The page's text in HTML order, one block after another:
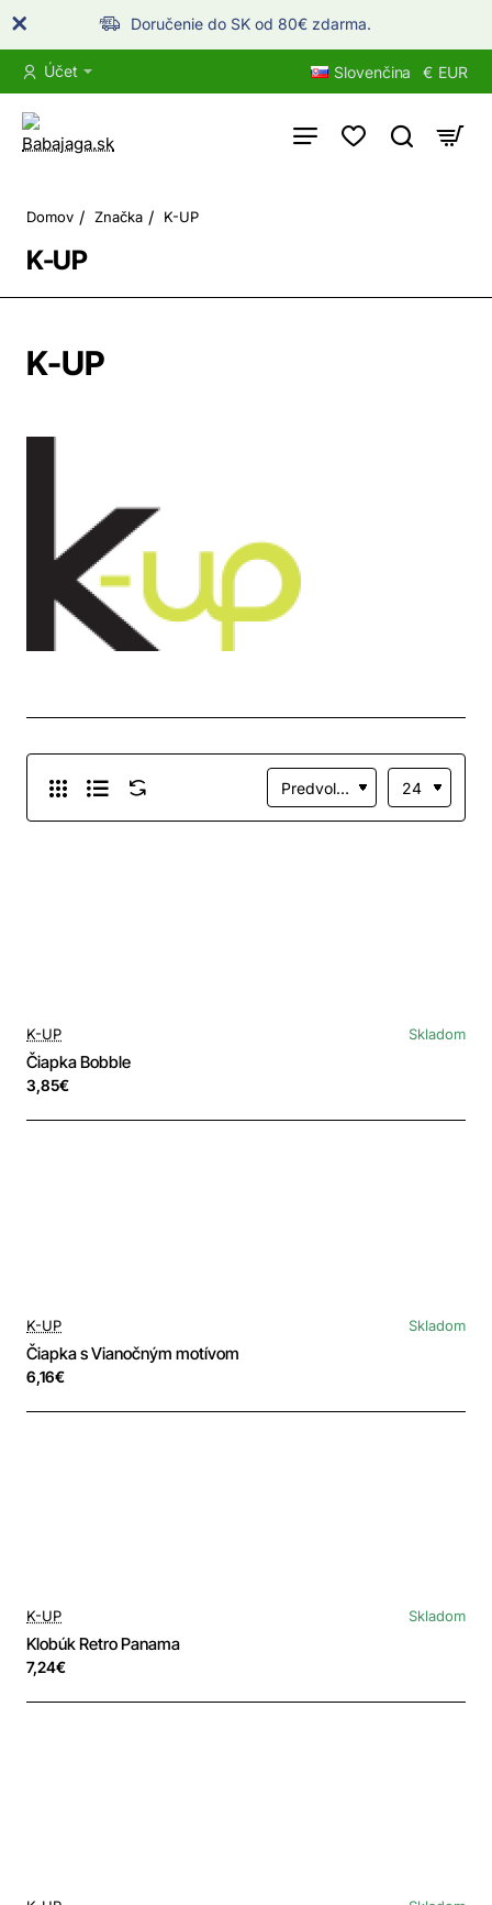
Doručenie do SK od 80€ zdarma.
Účet Slovenčina € EUR
K-UP
Domov homeZnačka K-UP
K-UP
K-UP Skladom
Čiapka Bobble
3,85€
K-UP Skladom
Čiapka s Vianočným motívom
6,16€
K-UP Skladom
Klobúk Retro Panama
7,24€